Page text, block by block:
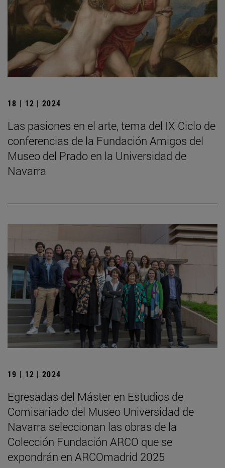
18 | 12 | 2024
Las pasiones en el arte, tema del IX Ciclo de
conferencias de la Fundación Amigos del
Museo del Prado en la Universidad de
Navarra
19 | 12 | 2024
Egresadas del Máster en Estudios de
Comisariado del Museo Universidad de
Navarra seleccionan las obras de la
Colección Fundación ARCO que se
expondrán en ARCOmadrid 2025